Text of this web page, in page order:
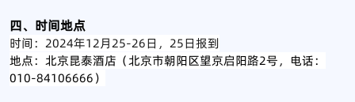
四、时间地点
时间：2024年12月25-26日，25日报到
地点：北京昆泰酒店（北京市朝阳区望京启阳路2号，电话：
010-84106666）